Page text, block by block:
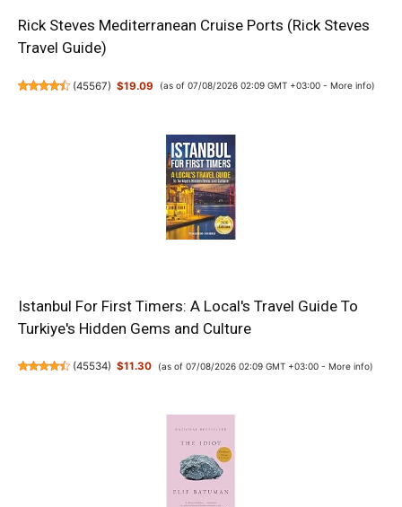
Rick Steves Mediterranean Cruise Ports (Rick Steves
Travel Guide)
(45567) $19.09 (as of 07/08/2026 02:09 GMT +03:00 - More info)
Istanbul For First Timers: A Local's Travel Guide To
Turkiye's Hidden Gems and Culture
(45534) $11.30 (as of 07/08/2026 02:09 GMT +03:00 - More info)